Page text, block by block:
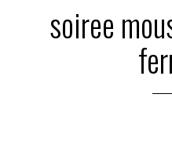
soiree